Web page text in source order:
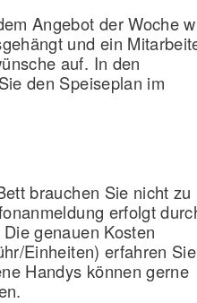
Angebot der Woche
und ein
auf. In den
den Speiseplan im
brauchen Sie nicht zu
erfolgt
genauen Kosten
Einheiten) erfahren Sie
Handys können gerne